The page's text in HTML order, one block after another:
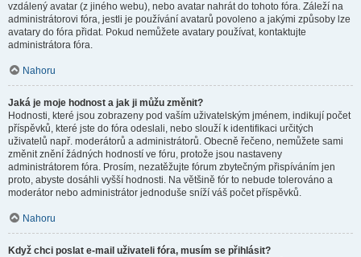
vzdálený avatar (z jiného webu), nebo avatar nahrát do tohoto fóra. Záleží na
administrátorovi fóra, jestli je používání avatarů povoleno a jakými způsoby lze
avatary do fóra přidat. Pokud nemůžete avatary používat, kontaktujte
administrátora fóra.
Nahoru
Jaká je moje hodnost a jak ji můžu změnit?
Hodnosti, které jsou zobrazeny pod vaším uživatelským jménem, indikují počet
příspěvků, které jste do fóra odeslali, nebo slouží k identifikaci určitých
uživatelů např. moderátorů a administrátorů. Obecně řečeno, nemůžete sami
změnit znění žádných hodností ve fóru, protože jsou nastaveny
administrátorem fóra. Prosím, nezatěžujte fórum zbytečným přispíváním jen
proto, abyste dosáhli vyšší hodnosti. Na většině fór to nebude tolerováno a
moderátor nebo administrátor jednoduše sníží váš počet příspěvků.
Nahoru
Když chci poslat e-mail uživateli fóra, musím se přihlásit?